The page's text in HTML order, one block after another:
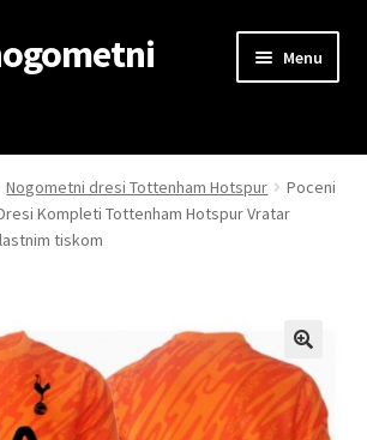
Menu
Nogometni dresi Tottenham Hotspur
Poceni
Kompleti Tottenham Hotspur Vratar
tiskom